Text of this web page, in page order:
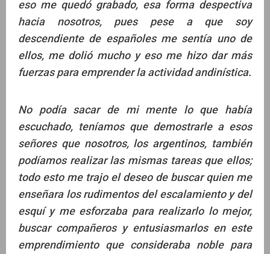
eso me quedó grabado, esa forma despectiva
hacia nosotros, pues pese a que soy
descendiente de españoles me sentía uno de
ellos, me dolió mucho y eso me hizo dar más
fuerzas para emprender la actividad andinística.
No podía sacar de mi mente lo que había
escuchado, teníamos que demostrarle a esos
señores que nosotros, los argentinos, también
podíamos realizar las mismas tareas que ellos;
todo esto me trajo el deseo de buscar quien me
enseñara los rudimentos del escalamiento y del
esquí y me esforzaba para realizarlo lo mejor,
buscar compañeros y entusiasmarlos en este
emprendimiento que consideraba noble para